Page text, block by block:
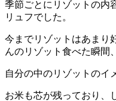
季節ごとにリゾットの内
リュフでした。
今までリゾットはあまり
んのリゾット食べた瞬間、
自分の中のリゾットのイ
お米も芯が残っており、